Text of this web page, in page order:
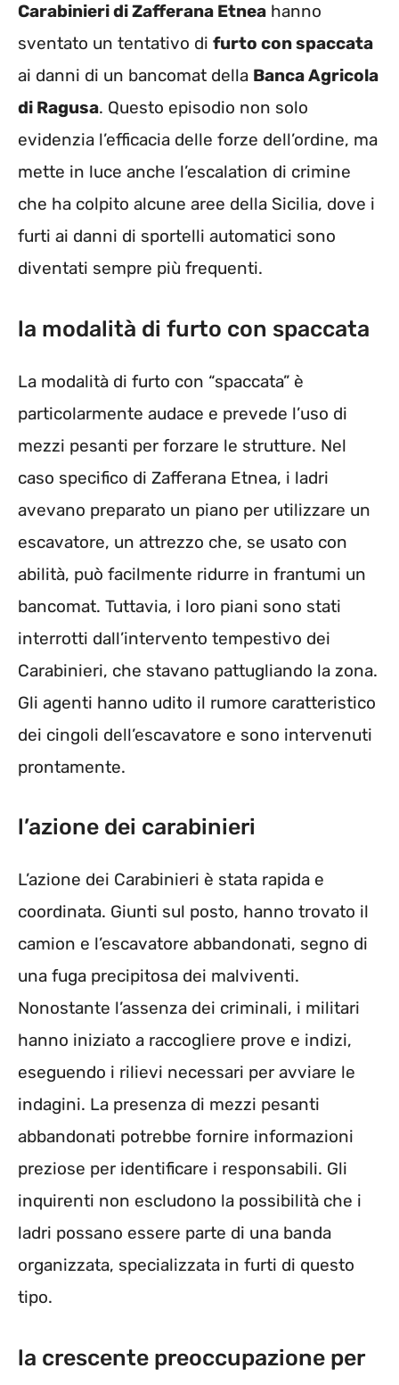
Carabinieri di Zafferana Etnea hanno
sventato un tentativo di furto con spaccata
ai danni di un bancomat della Banca Agricola
di Ragusa. Questo episodio non solo
evidenzia l’efficacia delle forze dell’ordine, ma
mette in luce anche l’escalation di crimine
che ha colpito alcune aree della Sicilia, dove i
furti ai danni di sportelli automatici sono
diventati sempre più frequenti.
la modalità di furto con spaccata
La modalità di furto con “spaccata” è
particolarmente audace e prevede l’uso di
mezzi pesanti per forzare le strutture. Nel
caso specifico di Zafferana Etnea, i ladri
avevano preparato un piano per utilizzare un
escavatore, un attrezzo che, se usato con
abilità, può facilmente ridurre in frantumi un
bancomat. Tuttavia, i loro piani sono stati
interrotti dall’intervento tempestivo dei
Carabinieri, che stavano pattugliando la zona.
Gli agenti hanno udito il rumore caratteristico
dei cingoli dell’escavatore e sono intervenuti
prontamente.
l’azione dei carabinieri
L’azione dei Carabinieri è stata rapida e
coordinata. Giunti sul posto, hanno trovato il
camion e l’escavatore abbandonati, segno di
una fuga precipitosa dei malviventi.
Nonostante l’assenza dei criminali, i militari
hanno iniziato a raccogliere prove e indizi,
eseguendo i rilievi necessari per avviare le
indagini. La presenza di mezzi pesanti
abbandonati potrebbe fornire informazioni
preziose per identificare i responsabili. Gli
inquirenti non escludono la possibilità che i
ladri possano essere parte di una banda
organizzata, specializzata in furti di questo
tipo.
la crescente preoccupazione per